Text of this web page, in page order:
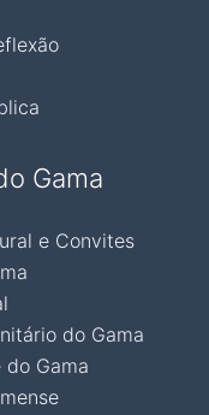
Gama
e Convites
do Gama
do Gama